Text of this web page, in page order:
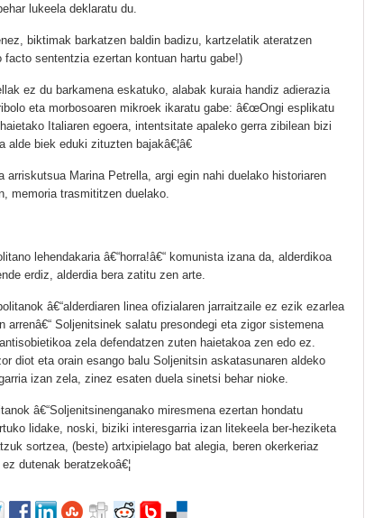
lukeela deklaratu du.
biktimak barkatzen baldin badizu, kartzelatik ateratzen
facto sententzia ezertan kontuan hartu gabe!)
ez du barkamena eskatuko, alabak kuraia handiz adierazia
eta morbosoaren mikroek ikaratu gabe: â€œOngi esplikatu
Italiaren egoera, intentsitate apaleko gerra zibilean bizi
alde biek eduki zituzten bajakâ€¦â€
arriskutsua Marina Petrella, argi egin nahi duelako historiaren
memoria trasmititzen duelako.
lehendakaria â€“horra!â€“ komunista izana da, alderdikoa
erdiz, alderdia bera zatitu zen arte.
â€“alderdiaren linea ofizialaren jarraitzaile ez ezik ezarlea
arrenâ€“ Soljenitsinek salatu presondegi eta zigor sistemena
zela defendatzen zuten haietakoa zen edo ez.
diot eta orain esango balu Soljenitsin askatasunaren aldeko
izan zela, zinez esaten duela sinetsi behar nioke.
â€“Soljenitsinenganako miresmena ezertan hondatu
lidake, noski, biziki interesgarria izan litekeela ber-heziketa
sortzea, (beste) artxipielago bat alegia, beren okerkeriaz
dutenak beratzekoâ€¦